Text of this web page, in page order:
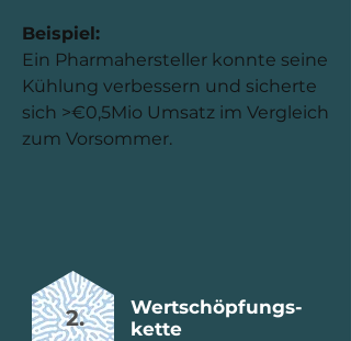
Beispiel:
Ein Pharmahersteller konnte seine
Kühlung verbessern und sicherte
sich >€0,5Mio Umsatz im Vergleich
zum Vorsommer.
2.
Wertschöpfungs-
kette